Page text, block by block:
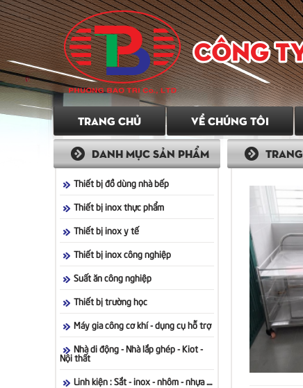
Hãy chọn Chúng tôi!
Với năng lực và uy tín của mình,
có nhu cầu sử dụng các sản phẩm mà
tiêu để Chúng tôi phát triển, bằng việc
Khách hàng những sản phẩm đạt yêu
mong muốn và tiêu chí, góp phần nhỏ
nghiệp trong nước.
TRANG CHỦ VỀ CHÚNG TÔI
DANH MỤC SẢN PHẨM
Thiết bị đồ dùng nhà bếp
Thiết bị inox thực phẩm
Thiết bị inox y tế
Thiết bị inox công nghiệp
Suất ăn công nghiệp
Thiết bị trường học
Máy gia công cơ khí - dụng cụ hỗ trợ
Nhà di động - Nhà lắp ghép - Kiot -
Nội thất
Linh kiện : Sắt - inox - nhôm - nhựa ....